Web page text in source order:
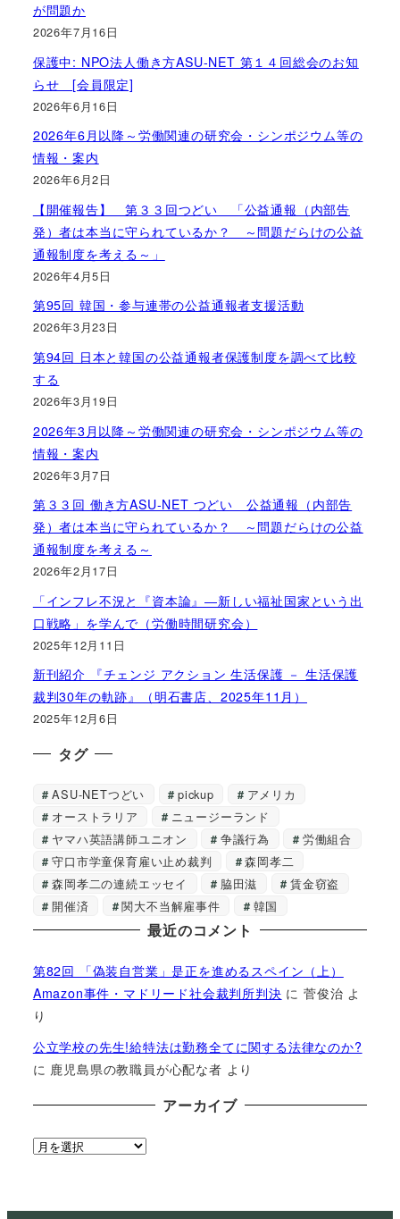
が問題か
2026年7月16日
保護中: NPO法人働き方ASU-NET 第１４回総会のお知
らせ [会員限定]
2026年6月16日
2026年6月以降～労働関連の研究会・シンポジウム等の
情報・案内
2026年6月2日
【開催報告】 第３３回つどい 「公益通報（内部告
発）者は本当に守られているか？ ～問題だらけの公益
通報制度を考える～」
2026年4月5日
第95回 韓国・参与連帯の公益通報者支援活動
2026年3月23日
第94回 日本と韓国の公益通報者保護制度を調べて比較
する
2026年3月19日
2026年3月以降～労働関連の研究会・シンポジウム等の
情報・案内
2026年3月7日
第３３回 働き方ASU-NET つどい 公益通報（内部告
発）者は本当に守られているか？ ～問題だらけの公益
通報制度を考える～
2026年2月17日
「インフレ不況と『資本論』―新しい福祉国家という出
口戦略」を学んで（労働時間研究会）
2025年12月11日
新刊紹介 『チェンジ アクション 生活保護 － 生活保護
裁判30年の軌跡』（明石書店、2025年11月）
2025年12月6日
タグ
ASU-NETつどい pickup
アメリカ
オーストラリア
ニュージーランド
ヤマハ英語講師ユニオン
争議行為
労働組合
守口市学童保育雇い止め裁判
森岡孝二
森岡孝二の連続エッセイ
脇田滋
賃金窃盗
開催済
関大不当解雇事件 韓国
最近のコメント
第82回 「偽装自営業」是正を進めるスペイン（上）
Amazon事件・マドリード社会裁判所判決 に菅俊治 よ
り
公立学校の先生!給特法は勤務全てに関する法律なのか?
に 鹿児島県の教職員が心配な者 より
アーカイブ
ア
イ